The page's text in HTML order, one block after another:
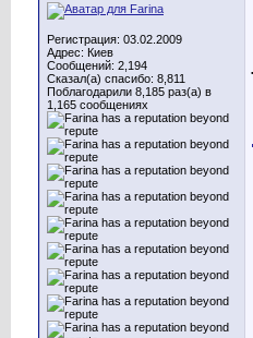
Регистрация: 03.02.2009
Адрес: Киев
Сообщений: 2,194
Сказал(а) спасибо: 8,811
Поблагодарили 8,185 раз(а) в
1,165 сообщениях